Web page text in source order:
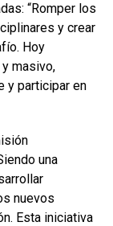
“Romper los
y crear
Hoy
masivo,
y participar en
una
nuevos
Esta iniciativa